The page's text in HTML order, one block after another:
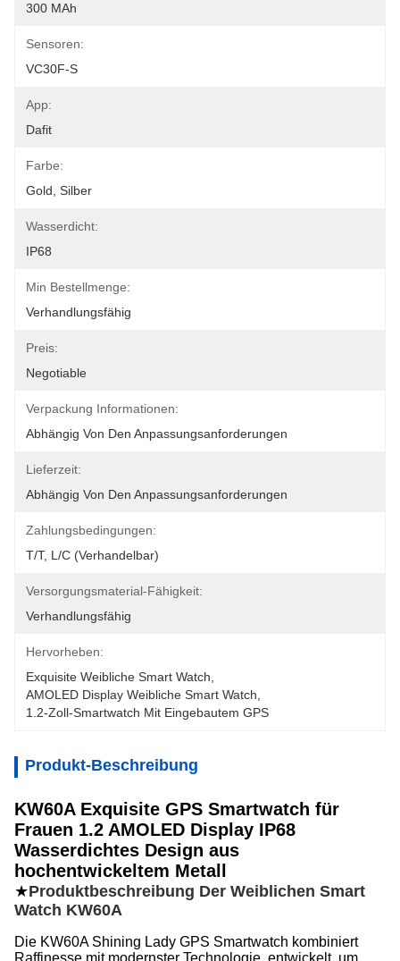
300 MAh
Sensoren:
VC30F-S
App:
Dafit
Farbe:
Gold, Silber
Wasserdicht:
IP68
Min Bestellmenge:
Verhandlungsfähig
Preis:
Negotiable
Verpackung Informationen:
Abhängig Von Den Anpassungsanforderungen
Lieferzeit:
Abhängig Von Den Anpassungsanforderungen
Zahlungsbedingungen:
T/T, L/C (verhandelbar)
Versorgungsmaterial-Fähigkeit:
Verhandlungsfähig
Hervorheben:
Exquisite Weibliche Smart Watch
AMOLED Display Weibliche Smart Watch
1.2-Zoll-Smartwatch Mit Eingebautem GPS
Produkt-Beschreibung
KW60A Exquisite GPS Smartwatch für
Frauen 1.2 AMOLED Display IP68
Wasserdichtes Design aus
hochentwickeltem Metall
★Produktbeschreibung Der Weiblichen Smart
Watch KW60A
Die KW60A Shining Lady GPS Smartwatch kombiniert
Raffinesse mit modernster Technologie, entwickelt, um